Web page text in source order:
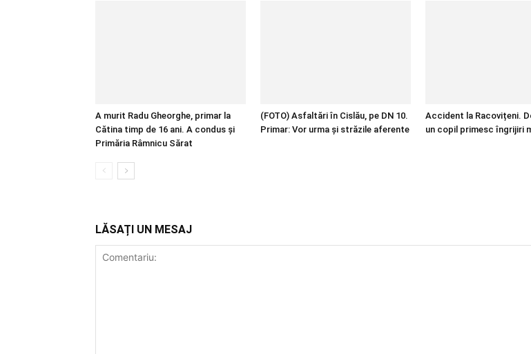
A murit Radu Gheorghe, primar la
Cătina timp de 16 ani. A condus și
Primăria Râmnicu Sărat
(FOTO) Asfaltări în Cislău, pe DN 10.
Primar: Vor urma și străzile aferente
Accident la Racovițeni.
un copil primesc îngrijiri
LĂSAȚI UN MESAJ